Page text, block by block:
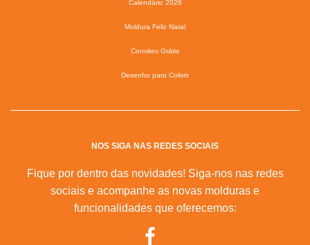
Calendário 2026
Moldura Feliz Natal
Convites Grátis
Desenho para Colorir
NOS SIGA NAS REDES SOCIAIS
Fique por dentro das novidades! Siga-nos nas redes
sociais e acompanhe as novas molduras e
funcionalidades que oferecemos: